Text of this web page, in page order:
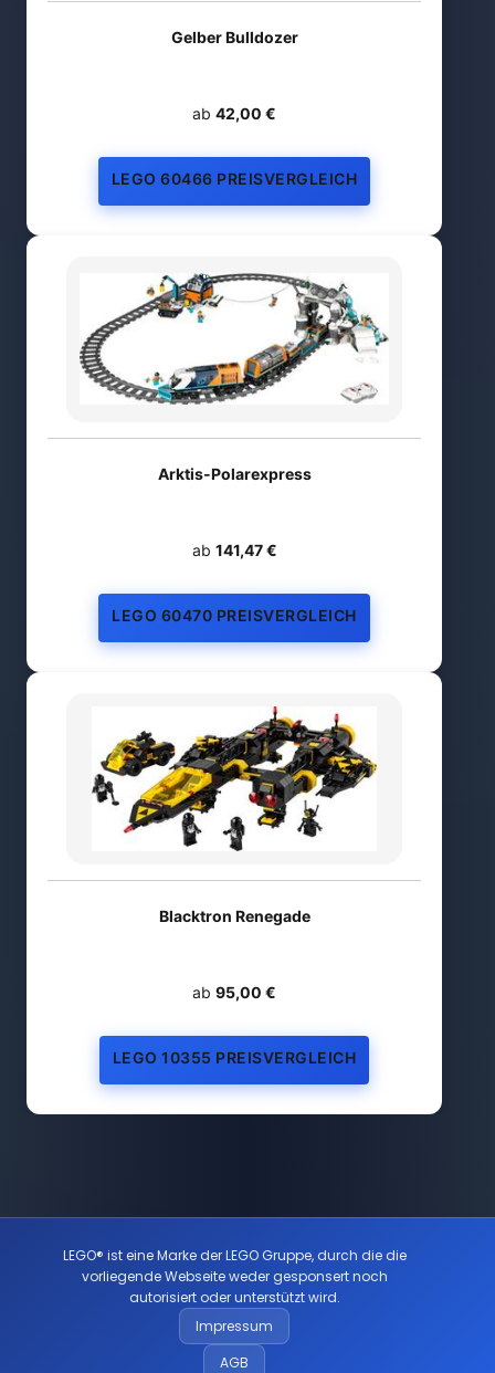
Gelber Bulldozer
ab 42,00 €
LEGO 60466 PREISVERGLEICH
Arktis-Polarexpress
ab 141,47 €
LEGO 60470 PREISVERGLEICH
Blacktron Renegade
ab 95,00 €
LEGO 10355 PREISVERGLEICH
LEGO® ist eine Marke der LEGO Gruppe, durch die die
vorliegende Webseite weder gesponsert noch
autorisiert oder unterstützt wird.
Impressum
AGB